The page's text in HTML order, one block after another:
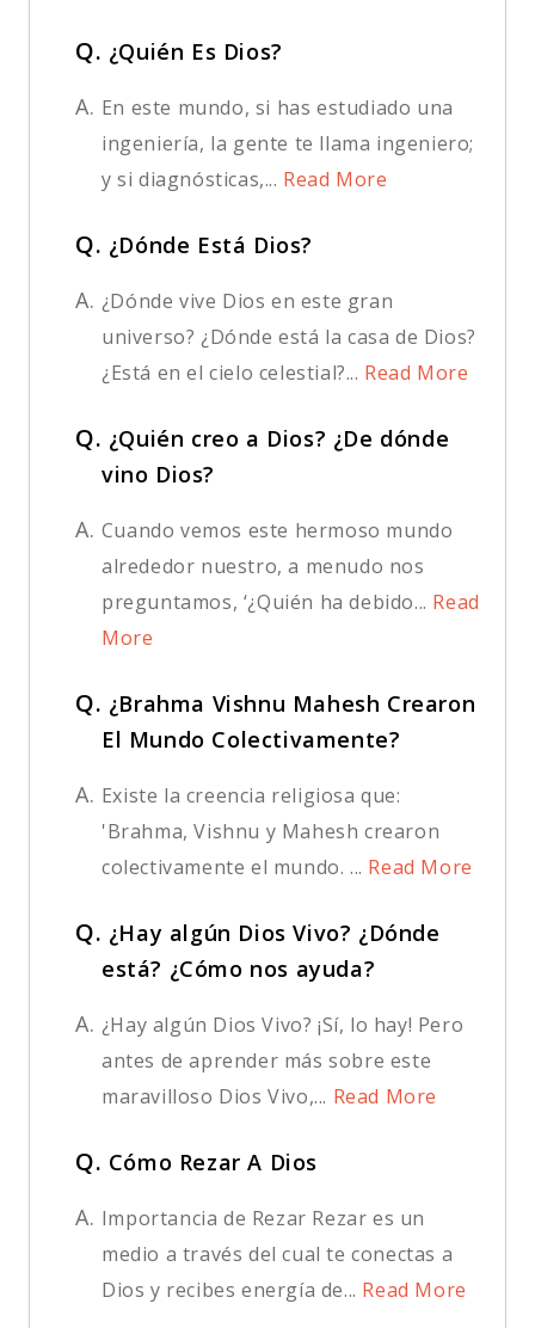
Q. ¿Quién Es Dios?
A. En este mundo, si has estudiado una
ingeniería, la gente te llama ingeniero;
y si diagnósticas,... Read More
Q. ¿Dónde Está Dios?
A. ¿Dónde vive Dios en este gran
universo? ¿Dónde está la casa de Dios?
¿Está en el cielo celestial?... Read More
Q. ¿Quién creo a Dios? ¿De dónde
vino Dios?
A. Cuando vemos este hermoso mundo
alrededor nuestro, a menudo nos
preguntamos, ‘¿Quién ha debido... Read
More
Q. ¿Brahma Vishnu Mahesh Crearon
El Mundo Colectivamente?
A. Existe la creencia religiosa que:
'Brahma, Vishnu y Mahesh crearon
colectivamente el mundo. ... Read More
Q. ¿Hay algún Dios Vivo? ¿Dónde
está? ¿Cómo nos ayuda?
A. ¿Hay algún Dios Vivo? ¡Sí, lo hay! Pero
antes de aprender más sobre este
maravilloso Dios Vivo,... Read More
Q. Cómo Rezar A Dios
A. Importancia de Rezar Rezar es un
medio a través del cual te conectas a
Dios y recibes energía de... Read More